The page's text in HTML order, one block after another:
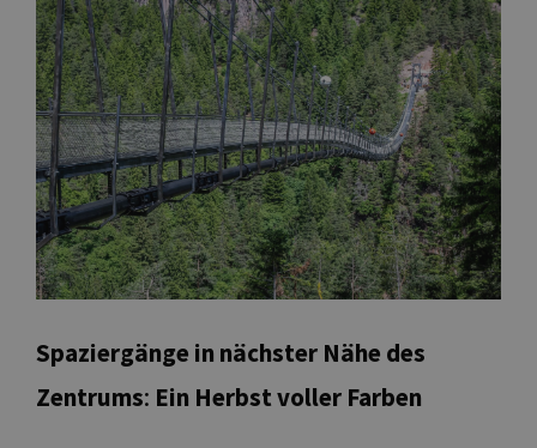
Spaziergänge in nächster Nähe des
Zentrums: Ein Herbst voller Farben